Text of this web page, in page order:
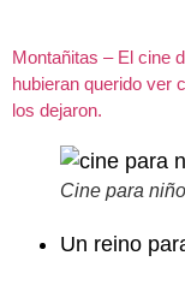
Montañitas – El cine
hubieran querido ver
los dejaron.
Cine para
Un reino